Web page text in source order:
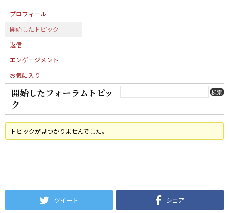
プロフィール
開始したトピック
返信
エンゲージメント
お気に入り
開始したフォーラムトピッ
ク
トピックが見つかりませんでした。
ツイート シェア